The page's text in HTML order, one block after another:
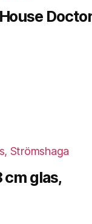
cm glas,